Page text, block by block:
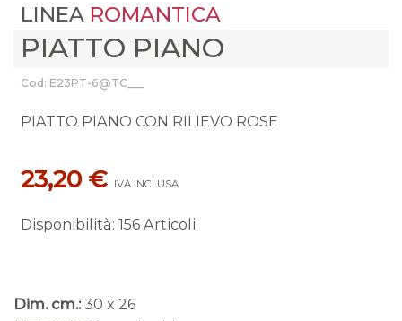
LINEA ROMANTICA
PIATTO PIANO
Cod: E23PT-6@TC___
PIATTO PIANO CON RILIEVO ROSE
23,20 € IVA INCLUSA
Disponibilità: 156 Articoli
Dim. cm.: 30 x 26